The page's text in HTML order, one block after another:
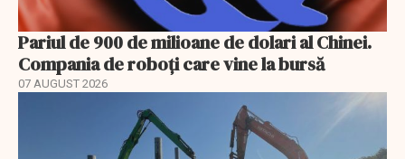
Pariul de 900 de milioane de dolari al Chinei.
Compania de roboți care vine la bursă
07 AUGUST 2026